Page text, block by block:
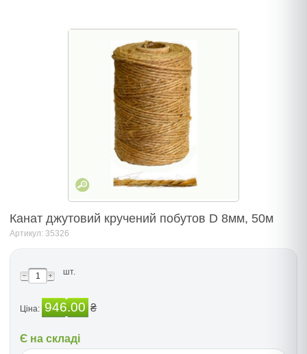
Канат джутовий кручений побутов D 8мм, 50м
Артикул: 35326
шт.
Ціна: 946.00 ₴
Є на складі